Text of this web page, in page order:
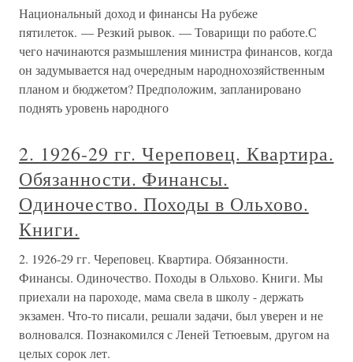
Национальный доход и финансы На рубеже
пятилеток. — Резкий рывок. — Товарищи по работе.С
чего начинаются размышления министра финансов, когда
он задумывается над очередным народнохозяйственным
планом и бюджетом? Предположим, запланировано
поднять уровень народного
2. 1926-29 гг. Череповец. Квартира.
Обязанности. Финансы.
Одиночество. Походы в Ольхово.
Книги.
2. 1926-29 гг. Череповец. Квартира. Обязанности.
Финансы. Одиночество. Походы в Ольхово. Книги. Мы
приехали на пароходе, мама свела в школу - держать
экзамен. Что-то писали, решали задачи, был уверен и не
волновался. Познакомился с Леней Тетюевым, другом на
целых сорок лет.